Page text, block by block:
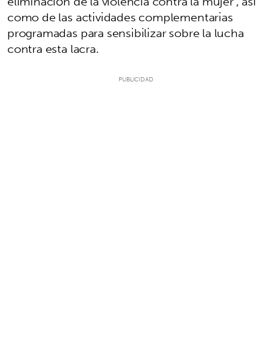
como de las actividades complementarias
programadas para sensibilizar sobre la lucha
contra esta lacra.